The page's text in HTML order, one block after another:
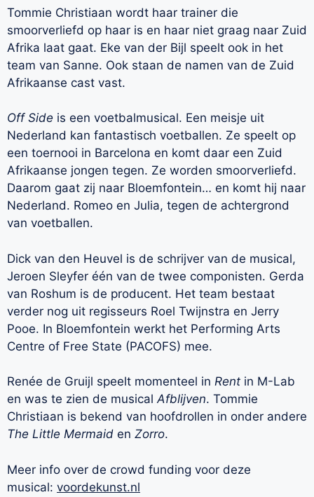
Tommie Christiaan wordt haar trainer die
smoorverliefd op haar is en haar niet graag naar Zuid
Afrika laat gaat. Eke van der Bijl speelt ook in het
team van Sanne. Ook staan de namen van de Zuid
Afrikaanse cast vast.
Off Side is een voetbalmusical. Een meisje uit
Nederland kan fantastisch voetballen. Ze speelt op
een toernooi in Barcelona en komt daar een Zuid
Afrikaanse jongen tegen. Ze worden smoorverliefd.
Daarom gaat zij naar Bloemfontein… en komt hij naar
Nederland. Romeo en Julia, tegen de achtergrond
van voetballen.
Dick van den Heuvel is de schrijver van de musical,
Jeroen Sleyfer één van de twee componisten. Gerda
van Roshum is de producent. Het team bestaat
verder nog uit regisseurs Roel Twijnstra en Jerry
Pooe. In Bloemfontein werkt het Performing Arts
Centre of Free State (PACOFS) mee.
Renée de Gruijl speelt momenteel in Rent in M-Lab
en was te zien de musicalAfblijven. Tommie
Christiaan is bekend van hoofdrollen in onder andere
The Little Mermaid en Zorro.
Meer info over de crowd funding voor deze
musical: voordekunst.nl